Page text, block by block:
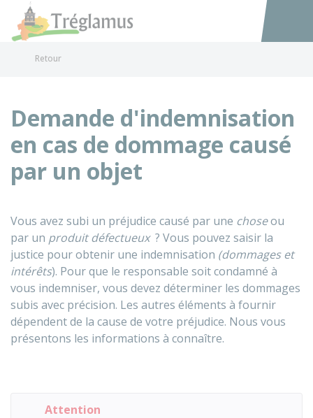
Accéder
Retour
Demande d'indemnisation
en cas de dommage causé
par un objet
Vous avez subi un préjudice causé par une choseou
par un produit défectueux? Vous pouvez saisir la
justice pour obtenir une indemnisation (dommages et
intérêts). Pour que le responsable soit condamné à
vous indemniser, vous devez déterminer les dommages
subis avec précision. Les autres éléments à fournir
dépendent de la cause de votre préjudice. Nous vous
présentons les informations à connaître.
Attention